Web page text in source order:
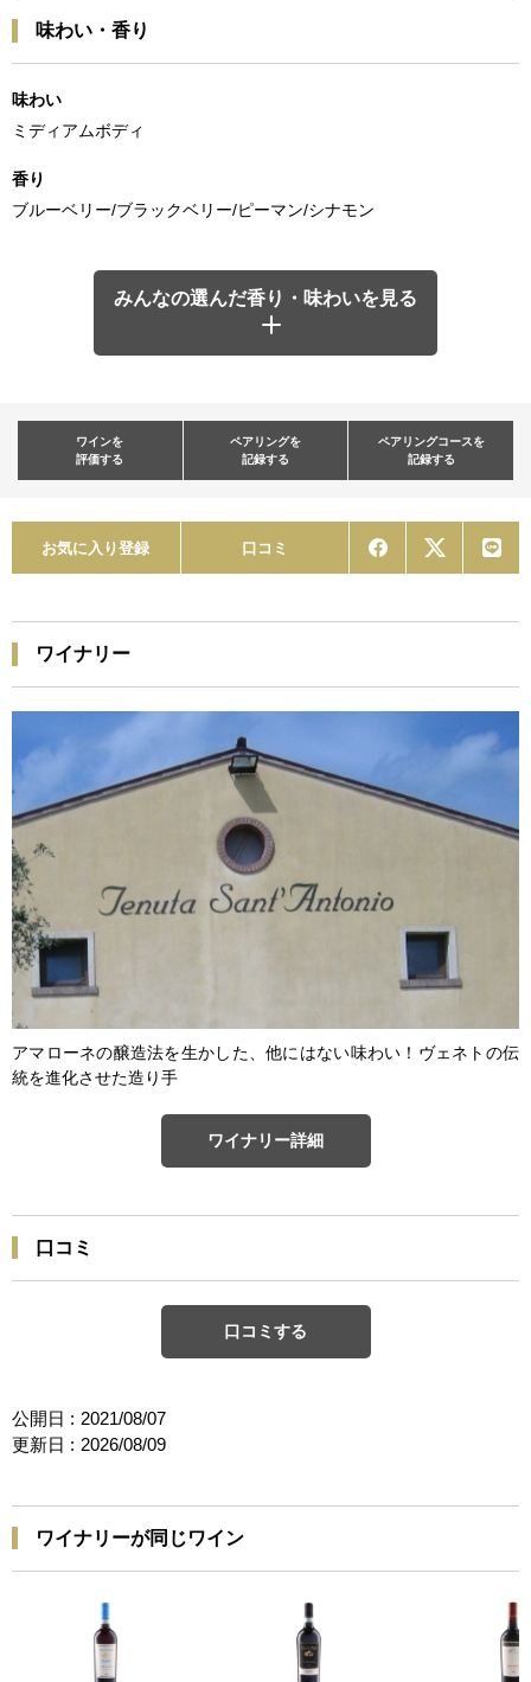
味わい・香り
味わい
ミディアムボディ
香り
ブルーベリー/ブラックベリー/ピーマン/シナモン
みんなの選んだ香り・味わいを見る
ワインを
評価する
ペアリングを
記録する
ペアリングコースを
記録する
お気に入り登録 口コミ
ワイナリー
アマローネの醸造法を生かした、他にはない味わい！ヴェネトの伝
統を進化させた造り手
ワイナリー詳細
口コミ
口コミする
公開日 : 2021/08/07
更新日 : 2026/08/09
ワイナリーが同じワイン